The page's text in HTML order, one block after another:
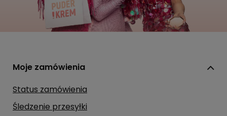
Moje zamówienia
Status zamówienia
Śledzenie przesyłki